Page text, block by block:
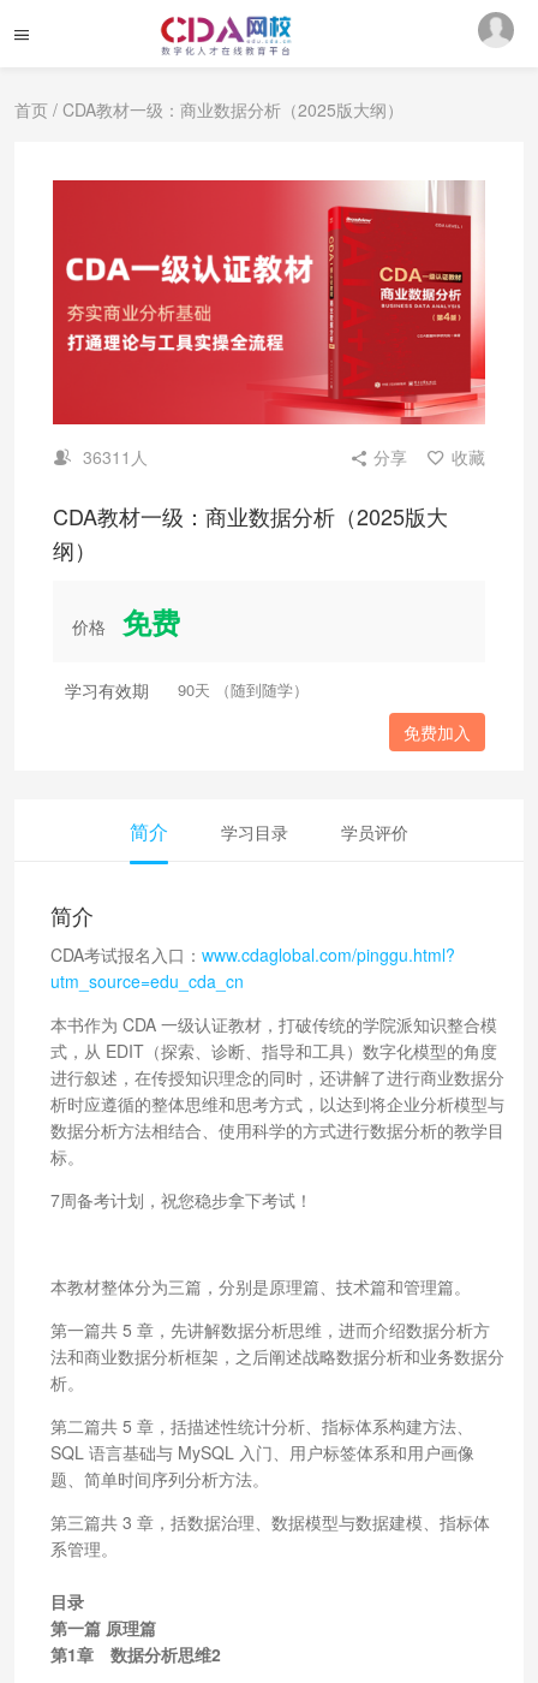
首页 / CDA教材一级：商业数据分析（2025版大纲）
36311人 分享 收藏
CDA教材一级：商业数据分析（2025版大
纲）
价格 免费
学习有效期 90天 （随到随学）
免费加入
简介 学习目录 学员评价
简介
CDA考试报名入口： www.cdaglobal.com/pinggu.html?
utm_source=edu_cda_cn
本书作为 CDA 一级认证教材，打破传统的学院派知识整合模
式，从 EDIT（探索、诊断、指导和工具）数字化模型的角度
进行叙述，在传授知识理念的同时，还讲解了进行商业数据分
析时应遵循的整体思维和思考方式，以达到将企业分析模型与
数据分析方法相结合、使用科学的方式进行数据分析的教学目
标。
7周备考计划，祝您稳步拿下考试！
本教材整体分为三篇，分别是原理篇、技术篇和管理篇。
第一篇共 5 章，先讲解数据分析思维，进而介绍数据分析方
法和商业数据分析框架，之后阐述战略数据分析和业务数据分
析。
第二篇共 5 章，括描述性统计分析、指标体系构建方法、
SQL 语言基础与 MySQL 入门、用户标签体系和用户画像
题、简单时间序列分析方法。
第三篇共 3 章，括数据治理、数据模型与数据建模、指标体
系管理。
目录
第一篇 原理篇
第1章 数据分析思维2